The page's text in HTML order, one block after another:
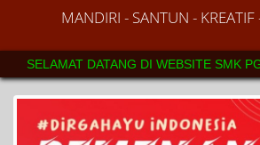
MANDIRI - SANTUN - KREATIF
DATANG DI WEBSITE SMK PGRI